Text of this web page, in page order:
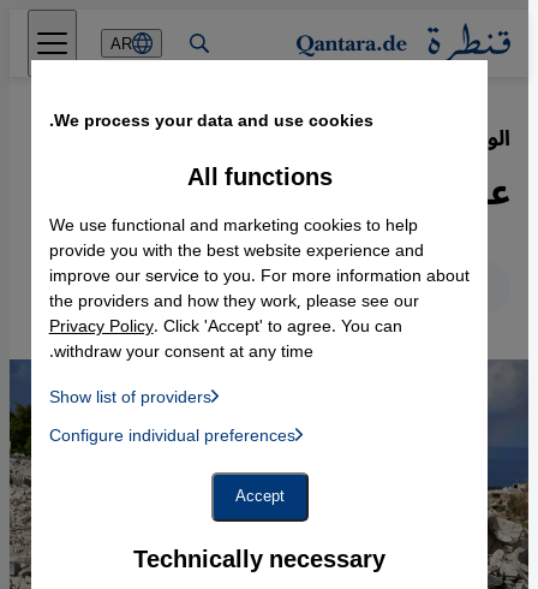
Direkt zum Inhalt springen
AR
الوضع في جنوب لبنان·
30.01.2025
عودة محفوفة بالمخاطر
Deutsch
English عربي
We process your data and use cookies.
Technically necessary
All functions
We use functional and marketing cookies to help
provide you with the best website experience and
improve our service to you. For more information about
the providers and how they work, please see our
Privacy Policy. Click 'Accept' to agree. You can
withdraw your consent at any time.
Show list of providers
Instagram Embed, Twitter Embed, Youtube Embed
Facebook Embed / Facebook Connect
Google Maps Embed
Configure individual preferences
Accept